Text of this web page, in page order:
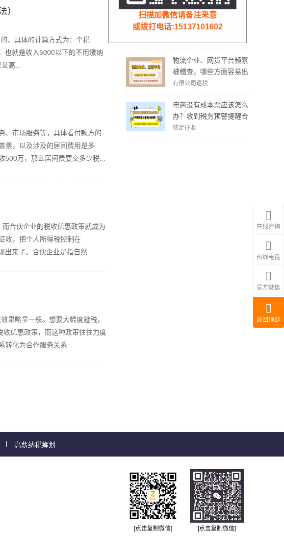
合规拿到运费成本票？
200多万运费发票开不
出！网货平台仅退服务
物流企业、网货平台频繁
被稽查，哪些方面容易出
现问题？怎么实现合规经
有限公司返税
电商没有成本票应该怎么
办？收到税务预警提醒合
规解决方案！
核定征收
）
，具体的计算方式为：个税
也就是收入5000以下的不用缴纳
高...
、市场服务等，具体看付款方的
票，以及涉及的居间费用是多
万，那么居间费要交多少税...
合伙企业的税收优惠政策就成为
收，把个人所得税控制在
来了。合伙企业是指自然...
果略显一般。想要大幅度避税，
优惠政策，而这种政策往往力度
转化为合作服务关系...
在线咨询
热线电话
官方微信
返回顶部
高薪纳税筹划
[点击复制微信] [点击复制微信]
扫描加微信请备注来意
或拨打电话:15137101602